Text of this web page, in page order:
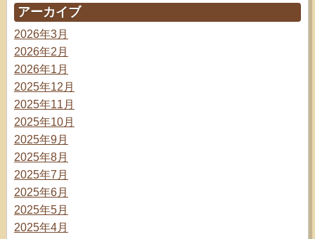
アーカイブ
2026年3月
2026年2月
2026年1月
2025年12月
2025年11月
2025年10月
2025年9月
2025年8月
2025年7月
2025年6月
2025年5月
2025年4月